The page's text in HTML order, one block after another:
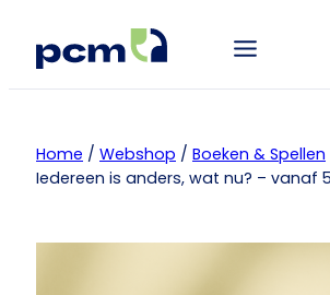
Home / Webshop / Boeken & Spellen
Iedereen is anders, wat nu? – vanaf